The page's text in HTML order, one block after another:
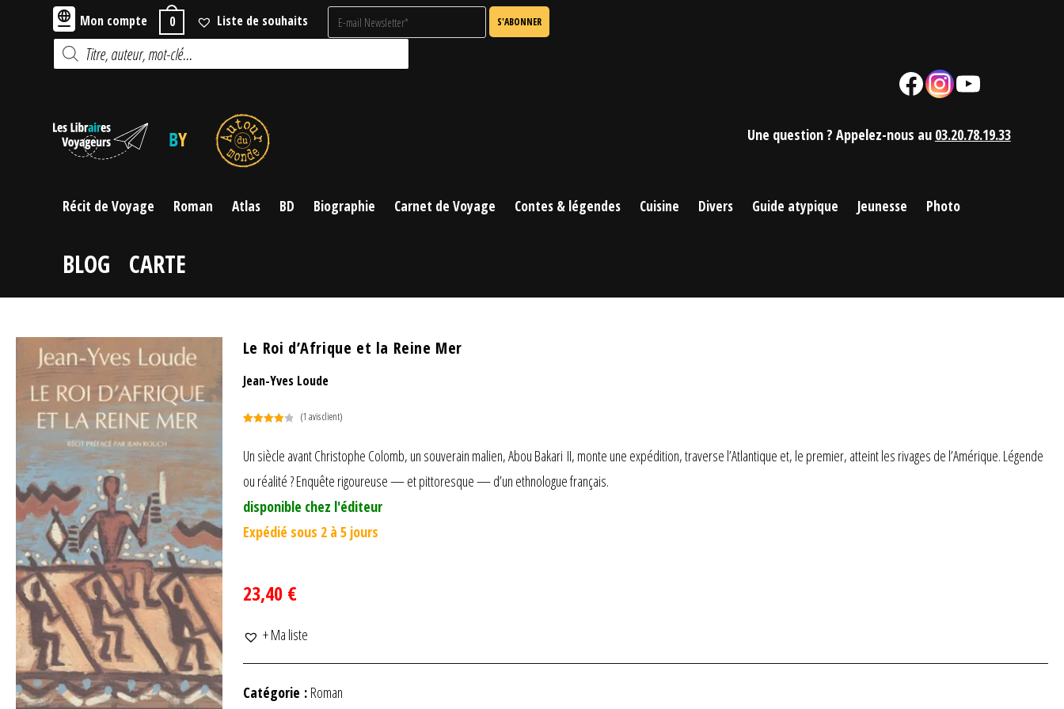
Mon compte 0 Liste de souhaits
Recherche
de
produits
FacebookInstagramYouTube
Une question ? Appelez-nous au 03.20.78.19.33
Récit de Voyage Roman Atlas BD Biographie Carnet de Voyage Contes & légendes Cuisine Divers Guide atypique Jeunesse Photo
BLOG CARTE
Le Roi d’Afrique et la Reine Mer
Jean-Yves Loude
basé
sur
client
(1 avis client)
Un siècle avant Christophe Colomb, un souverain malien, Abou Bakari II, monte une expédition, traverse l’Atlantique et, le premier, atteint les rivages de l’Amérique. Légende
ou réalité ? Enquête rigoureuse — et pittoresque — d’un ethnologue français.
disponible chez l'éditeur
Expédié sous 2 à 5 jours
23,40 €
+ Ma liste
Catégorie : Roman